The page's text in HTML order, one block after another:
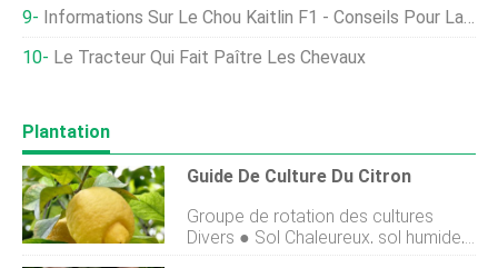
Informations Sur Le Chou Kaitlin F1 - Conseils Pour La Culture De Plants De Chou Kaitlin
Le Tracteur Qui Fait Paître Les Chevaux
Plantation
Guide De Culture Du Citron
Groupe de rotation des cultures
Divers ● Sol Chaleureux, sol humide,
bien enrichi en matière organique.